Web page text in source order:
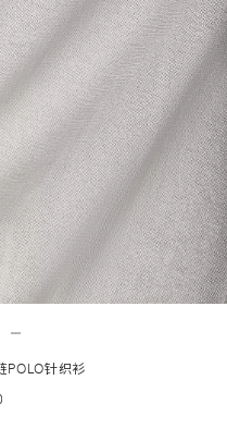
POLO针织衫